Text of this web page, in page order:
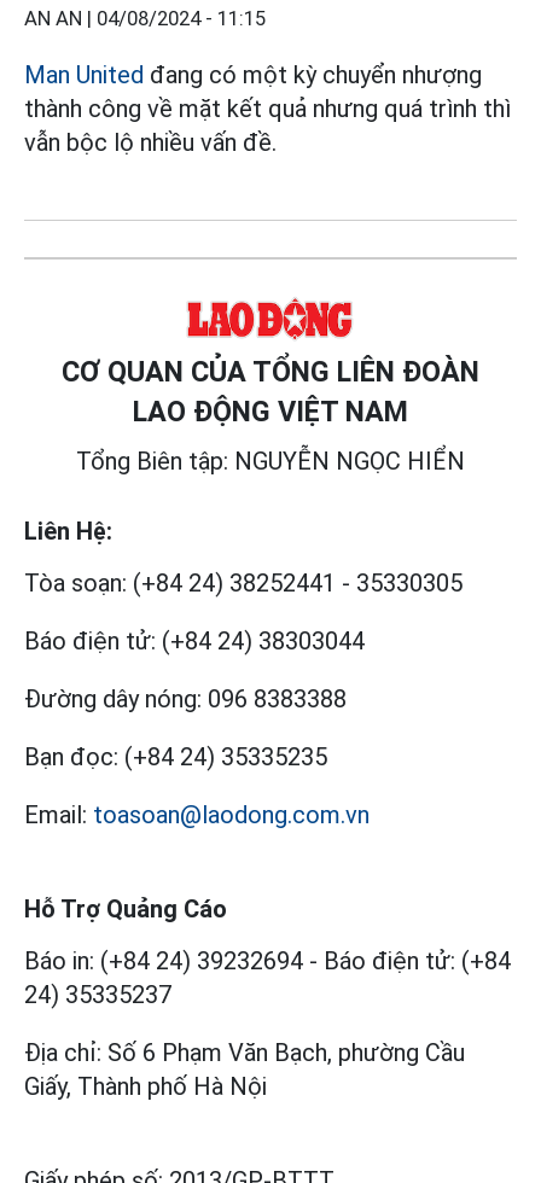
AN AN | 04/08/2024 - 11:15
Man United đang có một kỳ chuyển nhượng
thành công về mặt kết quả nhưng quá trình thì
vẫn bộc lộ nhiều vấn đề.
CƠ QUAN CỦA TỔNG LIÊN ĐOÀN
LAO ĐỘNG VIỆT NAM
Tổng Biên tập: NGUYỄN NGỌC HIỂN
Liên Hệ:
Tòa soạn: (+84 24) 38252441 - 35330305
Báo điện tử: (+84 24) 38303044
Đường dây nóng: 096 8383388
Bạn đọc: (+84 24) 35335235
Email: toasoan@laodong.com.vn
Hỗ Trợ Quảng Cáo
Báo in: (+84 24) 39232694 - Báo điện tử: (+84
24) 35335237
Địa chỉ: Số 6 Phạm Văn Bạch, phường Cầu
Giấy, Thành phố Hà Nội